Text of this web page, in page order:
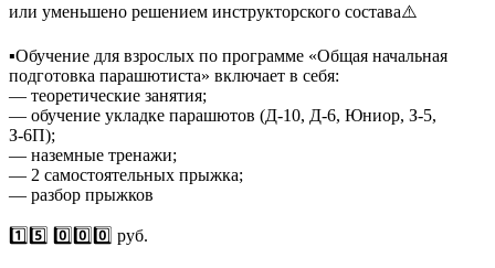
или уменьшено решением инструкторского состава⚠️
▪️Обучение для взрослых по программе «Общая начальная
подготовка парашютиста» включает в себя:
— теоретические занятия;
— обучение укладке парашютов (Д-10, Д-6, Юниор, З-5,
З-6П);
— наземные тренажи;
— 2 самостоятельных прыжка;
— разбор прыжков
1️⃣5️⃣ 0️⃣0️⃣0️⃣ руб.